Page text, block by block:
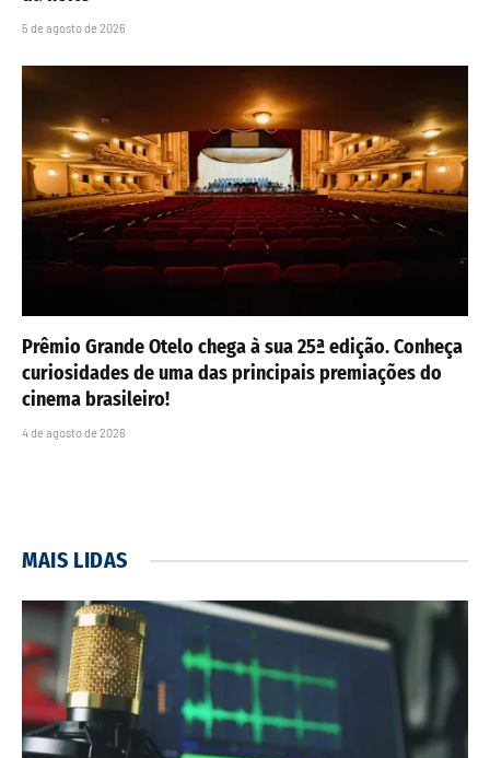
5 de agosto de 2026
Prêmio Grande Otelo chega à sua 25ª edição. Conheça
curiosidades de uma das principais premiações do
cinema brasileiro!
4 de agosto de 2026
MAIS LIDAS